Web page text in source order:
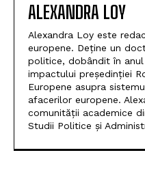
ALEXANDRA LOY
Alexandra Loy este
europene. Deține un
politice, dobândit în
impactului președinției
Europene asupra
afacerilor europene.
comunității academice
Studii Politice și